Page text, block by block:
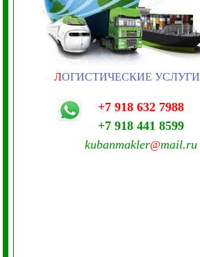
ЛОГИСТИЧЕСКИЕ УСЛУГИ
+7 918 632 7988
+7 918 441 8599
kubanmakler@mail.ru